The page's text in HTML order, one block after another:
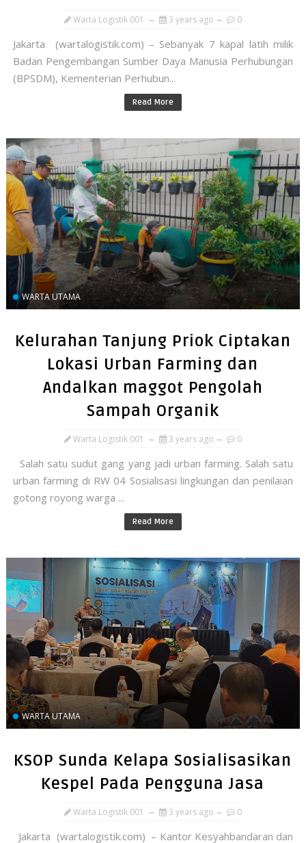
Warta Logistik 001 3 years ago 0
Jakarta (wartalogistik.com) – Sebanyak 7 kapal latih milik
Badan Pengembangan Sumber Daya Manusia Perhubungan
(BPSDM), Kementerian Perhubun...
Read More
WARTA UTAMA
Kelurahan Tanjung Priok Ciptakan
Lokasi Urban Farming dan
Andalkan maggot Pengolah
Sampah Organik
Warta Logistik 001 3 years ago 0
Salah satu sudut gang yang jadi urban farming. Salah satu
urban farming di RW 04 Sosialisasi lingkungan dan penilaian
gotong royong warga ...
Read More
WARTA UTAMA
KSOP Sunda Kelapa Sosialisasikan
Kespel Pada Pengguna Jasa
Warta Logistik 001 3 years ago 0
Jakarta (wartalogistik.com) – Kantor Kesyahbandaran dan